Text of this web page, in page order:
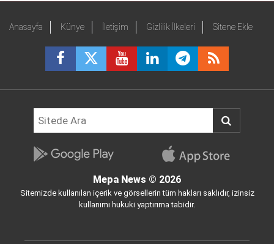
Anasayfa Künye İletişim Gizlilik İlkeleri Sitene Ekle
Mepa News © 2026
Sitemizde kullanılan içerik ve görsellerin tüm hakları saklıdır, izinsiz
kullanımı hukuki yaptırıma tabidir.